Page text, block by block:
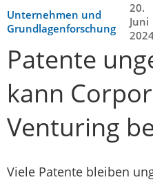
Unternehmen und
Grundlagenforschung
20.
Juni
Patente
kann
Venturing
Viele Patente bleiben